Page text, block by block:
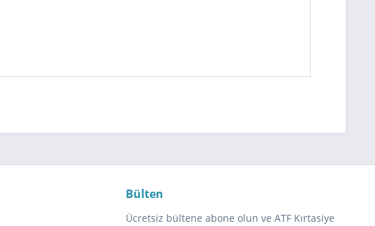
Bülten
Ücretsiz bültene abone olun ve ATF Kırtasiye